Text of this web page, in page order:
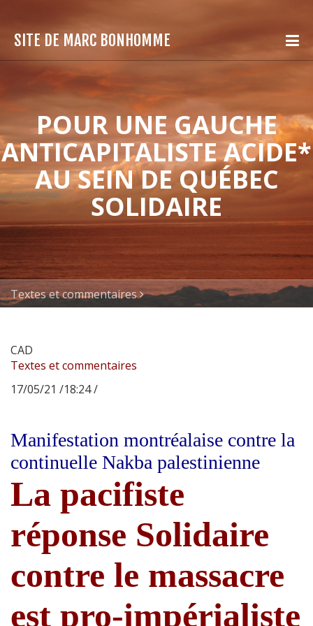
SITE DE MARC BONHOMME
POUR UNE GAUCHE
ANTICAPITALISTE ACIDE*
AU SEIN DE QUÉBEC
SOLIDAIRE
Textes et commentaires
CAD
Textes et commentaires
17/05/21 /18:24 /
Manifestation montréalaise contre la
continuelle Nakba palestinienne
La pacifiste
réponse Solidaire
contre le massacre
est pro-impérialiste